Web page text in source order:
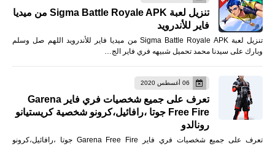
تنزيل لعبة Sigma Battle Royale APK من ميديا
فاير للأندرويد
تنزيل لعبة Sigma Battle Royale APK من ميديا فاير للأندرويد اللهم صل وسلم
وبارك على سيدنا محمد تحميل شبيهه فري فاير الج…
06 أغسطس 2020
تعرف على جميع شخصيات فري فاير Garena
Free Fire جوتا ،رافائيل،كرونو شخصية كريستيانو
رونالدو
تعرف على جميع شخصيات فري فاير Garena Free Fire جوتا ،رافائيل،كرونو